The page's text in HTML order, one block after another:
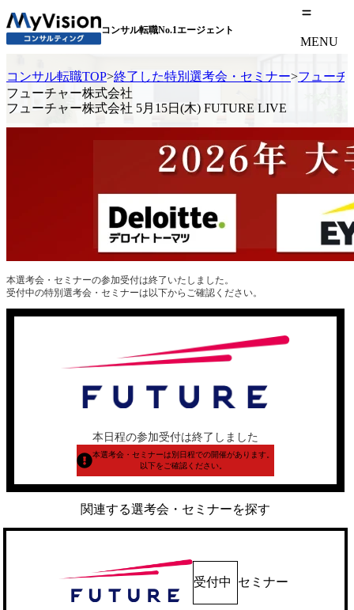
コンサル転職No.1エージェント
MENU
コンサル転職TOP>終了した特別選考会・セミナー>フューチ
フューチャー株式会社
フューチャー株式会社 5月15日(木) FUTURE LIVE
本選考会・セミナーの参加受付は終了いたしました。
受付中の特別選考会・セミナーは以下からご確認ください。
本日程の参加受付は終了しました
本選考会・セミナーは別日程での開催があります。
以下をご確認ください。
関連する選考会・セミナーを探す
受付中 セミナー